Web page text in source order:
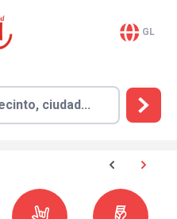
GL